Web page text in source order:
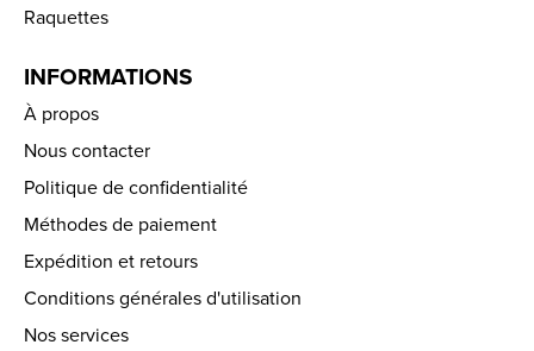
Raquettes
INFORMATIONS
À propos
Nous contacter
Politique de confidentialité
Méthodes de paiement
Expédition et retours
Conditions générales d'utilisation
Nos services